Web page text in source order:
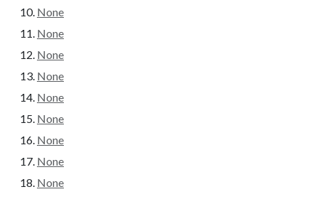
None
None
None
None
None
None
None
None
None